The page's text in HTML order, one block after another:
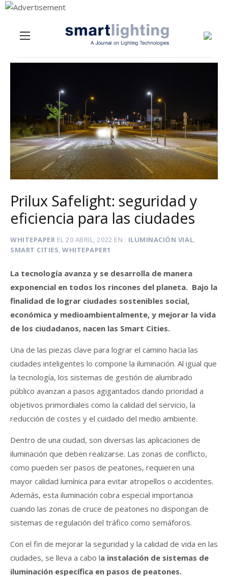
Menu
Prilux Safelight: seguridad y
eficiencia para las ciudades
WHITEPAPER EL20 ABRIL, 2022 EN ILUMINACIÓN VIAL,
SMART CITIES,WHITEPAPER1
La tecnología avanza y se desarrolla de manera
exponencial en todos los rincones del planeta. Bajo la
finalidad de lograr ciudades sostenibles social,
económica y medioambientalmente, y mejorar la vida
de los ciudadanos, nacen las Smart Cities.
Una de las piezas clave para lograr el camino hacia las
ciudades inteligentes lo compone la iluminación. Al igual que
la tecnología, los sistemas de gestión de alumbrado
público avanzan a pasos agigantados dando prioridad a
objetivos primordiales como la calidad del servicio, la
reducción de costes y el cuidado del medio ambiente.
Dentro de una ciudad, son diversas las aplicaciones de
iluminación que deben realizarse. Las zonas de conflicto,
como pueden ser pasos de peatones, requieren una
mayor calidad lumínica para evitar atropellos o accidentes.
Además, esta iluminación cobra especial importancia
cuando las zonas de cruce de peatones no dispongan de
sistemas de regulación del tráfico como semáforos.
Con el fin de mejorar la seguridad y la calidad de vida en las
ciudades, se lleva a cabo la instalación de sistemas de
iluminación específica en pasos de peatones.